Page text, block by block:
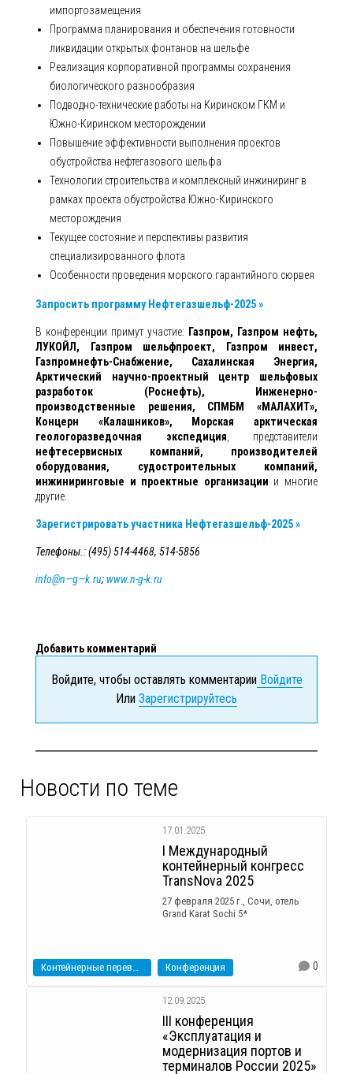
импортозамещения
Программа планирования и обеспечения готовности
ликвидации открытых фонтанов на шельфе
Реализация корпоративной программы сохранения
биологического разнообразия
Подводно-технические работы на Киринском ГКМ и
Южно-Киринском месторождении
Повышение эффективности выполнения проектов
обустройства нефтегазового шельфа
Технологии строительства и комплексный инжиниринг в
рамках проекта обустройства Южно-Киринского
месторождения
Текущее состояние и перспективы развития
специализированного флота
Особенности проведения морского гарантийного сюрвея
Запросить программу Нефтегазшельф-2025 »
В конференции примут участие: Газпром, Газпром нефть,
ЛУКОЙЛ, Газпром шельфпроект, Газпром инвест,
Газпромнефть-Снабжение, Сахалинская Энергия,
Арктический научно-проектный центр шельфовых
разработок (Роснефть), Инженерно-
производственные решения, СПМБМ «МАЛАХИТ»,
Концерн «Калашников», Морская арктическая
геологоразведочная экспедиция , представители
нефтесервисных компаний, производителей
оборудования, судостроительных компаний,
инжиниринговые и проектные организации и многие
другие.
Зарегистрировать участника Нефтегазшельф-2025 »
Телефоны.: (495) 514-4468, 514-5856
info@n—g—k ru; www.n-g-k.ru
Добавить комментарий
Войдите, чтобы оставлять комментарииВойдите
Или Зарегистрируйтесь
Новости по теме
17.01.2025
I Международный
контейнерный конгресс
TransNova 2025
27 февраля 2025 г., Сочи, отель
Grand Karat Sochi 5*
Конференция 0
12.09.2025
III конференция
«Эксплуатация и
модернизация портов и
терминалов России 2025»